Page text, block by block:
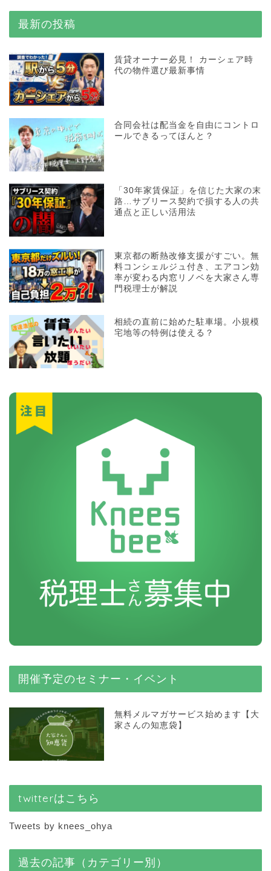
最新の投稿
賃貸オーナー必見！ カーシェア時
代の物件選び最新事情
合同会社は配当金を自由にコントロ
ールできるってほんと？
「30年家賃保証」を信じた大家の末
路…サブリース契約で損する人の共
通点と正しい活用法
東京都の断熱改修支援がすごい。無
料コンシェルジュ付き、エアコン効
率が変わる内窓リノベを大家さん専
門税理士が解説
相続の直前に始めた駐車場。小規模
宅地等の特例は使える？
開催予定のセミナー・イベント
無料メルマガサービス始めます【大
家さんの知恵袋】
twitterはこちら
Tweets by knees_ohya
過去の記事（カテゴリー別）